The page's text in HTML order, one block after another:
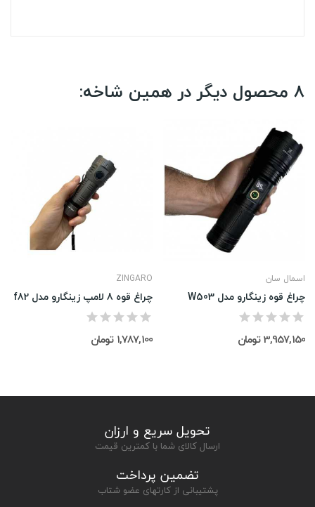
8 محصول دیگر در همین شاخه:
ZINGARO
چراغ قوه 8 لامپ زینگارو مدل f82
1,787,100 تومان
اسمال سان
چراغ قوه زینگارو مدل W503
3,957,150 تومان
تحویل سریع و ارزان
ارسال کالای شما با کمترین قیمت
تضمین پرداخت
پشتیبانی از کارتهای عضو شتاب